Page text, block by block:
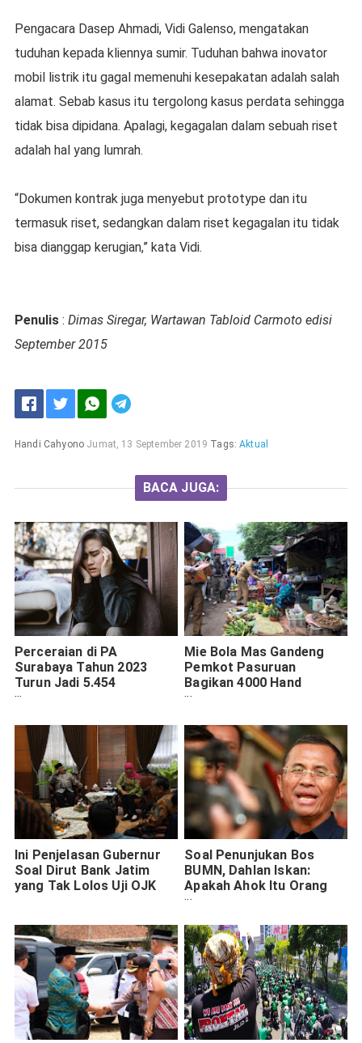
Pengacara Dasep Ahmadi, Vidi Galenso, mengatakan
tuduhan kepada kliennya sumir. Tuduhan bahwa inovator
mobil listrik itu gagal memenuhi kesepakatan adalah salah
alamat. Sebab kasus itu tergolong kasus perdata sehingga
tidak bisa dipidana. Apalagi, kegagalan dalam sebuah riset
adalah hal yang lumrah.
“Dokumen kontrak juga menyebut prototype dan itu
termasuk riset, sedangkan dalam riset kegagalan itu tidak
bisa dianggap kerugian,” kata Vidi.
Penulis: Dimas Siregar, Wartawan Tabloid Carmoto edisi
September 2015
Handi Cahyono Jumat, 13 September 2019 Tags:Aktual
BACA JUGA:
Perceraian di PA
Surabaya Tahun 2023
Turun Jadi 5.454
Pemohon, Ini
Mie Bola Mas Gandeng
Pemkot Pasuruan
Bagikan 4000 Hand
Sanitizer Gratis
Ini Penjelasan Gubernur
Soal Dirut Bank Jatim
yang Tak Lolos Uji OJK
Soal Penunjukan Bos
BUMN, Dahlan Iskan:
Apakah Ahok Itu Orang
Berprestasi?